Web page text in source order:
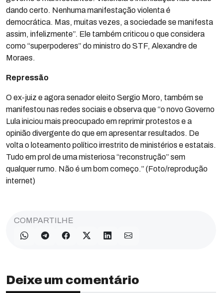
dando certo. Nenhuma manifestação violenta é
democrática. Mas, muitas vezes, a sociedade se manifesta
assim, infelizmente”. Ele também criticou o que considera
como “superpoderes” do ministro do STF, Alexandre de
Moraes.
Repressão
O ex-juiz e agora senador eleito Sergio Moro, também se
manifestou nas redes sociais e observa que “o novo Governo
Lula iniciou mais preocupado em reprimir protestos e a
opinião divergente do que em apresentar resultados. De
volta o loteamento político irrestrito de ministérios e estatais.
Tudo em prol de uma misteriosa “reconstrução” sem
qualquer rumo. Não é um bom começo.” (Foto/reprodução
internet)
COMPARTILHE
Deixe um comentário